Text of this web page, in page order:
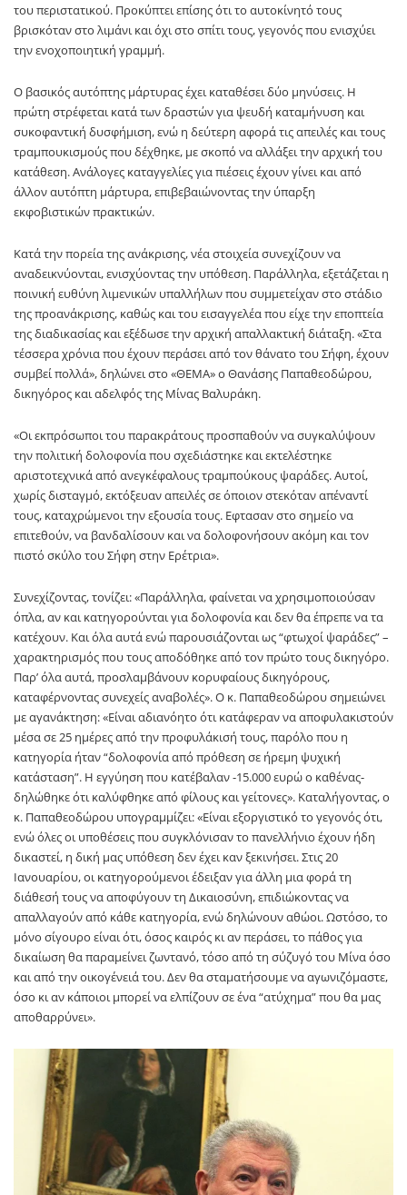
του περιστατικού. Προκύπτει επίσης ότι το αυτοκίνητό τους
βρισκόταν στο λιμάνι και όχι στο σπίτι τους, γεγονός που ενισχύει
την ενοχοποιητική γραμμή.
Ο βασικός αυτόπτης μάρτυρας έχει καταθέσει δύο μηνύσεις. Η
πρώτη στρέφεται κατά των δραστών για ψευδή καταμήνυση και
συκοφαντική δυσφήμιση, ενώ η δεύτερη αφορά τις απειλές και τους
τραμπουκισμούς που δέχθηκε, με σκοπό να αλλάξει την αρχική του
κατάθεση. Ανάλογες καταγγελίες για πιέσεις έχουν γίνει και από
άλλον αυτόπτη μάρτυρα, επιβεβαιώνοντας την ύπαρξη
εκφοβιστικών πρακτικών.
Κατά την πορεία της ανάκρισης, νέα στοιχεία συνεχίζουν να
αναδεικνύονται, ενισχύοντας την υπόθεση. Παράλληλα, εξετάζεται η
ποινική ευθύνη λιμενικών υπαλλήλων που συμμετείχαν στο στάδιο
της προανάκρισης, καθώς και του εισαγγελέα που είχε την εποπτεία
της διαδικασίας και εξέδωσε την αρχική απαλλακτική διάταξη. «Στα
τέσσερα χρόνια που έχουν περάσει από τον θάνατο του Σήφη, έχουν
συμβεί πολλά», δηλώνει στο «ΘΕΜΑ» ο Θανάσης Παπαθεοδώρου,
δικηγόρος και αδελφός της Μίνας Βαλυράκη.
«Οι εκπρόσωποι του παρακράτους προσπαθούν να συγκαλύψουν
την πολιτική δολοφονία που σχεδιάστηκε και εκτελέστηκε
αριστοτεχνικά από ανεγκέφαλους τραμπούκους ψαράδες. Αυτοί,
χωρίς δισταγμό, εκτόξευαν απειλές σε όποιον στεκόταν απέναντί
τους, καταχρώμενοι την εξουσία τους. Εφτασαν στο σημείο να
επιτεθούν, να βανδαλίσουν και να δολοφονήσουν ακόμη και τον
πιστό σκύλο του Σήφη στην Ερέτρια».
Συνεχίζοντας, τονίζει: «Παράλληλα, φαίνεται να χρησιμοποιούσαν
όπλα, αν και κατηγορούνται για δολοφονία και δεν θα έπρεπε να τα
κατέχουν. Και όλα αυτά ενώ παρουσιάζονται ως “φτωχοί ψαράδες” –
χαρακτηρισμός που τους αποδόθηκε από τον πρώτο τους δικηγόρο.
Παρ’ όλα αυτά, προσλαμβάνουν κορυφαίους δικηγόρους,
καταφέρνοντας συνεχείς αναβολές». Ο κ. Παπαθεοδώρου σημειώνει
με αγανάκτηση: «Είναι αδιανόητο ότι κατάφεραν να αποφυλακιστούν
μέσα σε 25 ημέρες από την προφυλάκισή τους, παρόλο που η
κατηγορία ήταν “δολοφονία από πρόθεση σε ήρεμη ψυχική
κατάσταση”. Η εγγύηση που κατέβαλαν -15.000 ευρώ ο καθένας-
δηλώθηκε ότι καλύφθηκε από φίλους και γείτονες». Καταλήγοντας, ο
κ. Παπαθεοδώρου υπογραμμίζει: «Είναι εξοργιστικό το γεγονός ότι,
ενώ όλες οι υποθέσεις που συγκλόνισαν το πανελλήνιο έχουν ήδη
δικαστεί, η δική μας υπόθεση δεν έχει καν ξεκινήσει. Στις 20
Ιανουαρίου, οι κατηγορούμενοι έδειξαν για άλλη μια φορά τη
διάθεσή τους να αποφύγουν τη Δικαιοσύνη, επιδιώκοντας να
απαλλαγούν από κάθε κατηγορία, ενώ δηλώνουν αθώοι. Ωστόσο, το
μόνο σίγουρο είναι ότι, όσος καιρός κι αν περάσει, το πάθος για
δικαίωση θα παραμείνει ζωντανό, τόσο από τη σύζυγό του Μίνα όσο
και από την οικογένειά του. Δεν θα σταματήσουμε να αγωνιζόμαστε,
όσο κι αν κάποιοι μπορεί να ελπίζουν σε ένα “ατύχημα” που θα μας
αποθαρρύνει».